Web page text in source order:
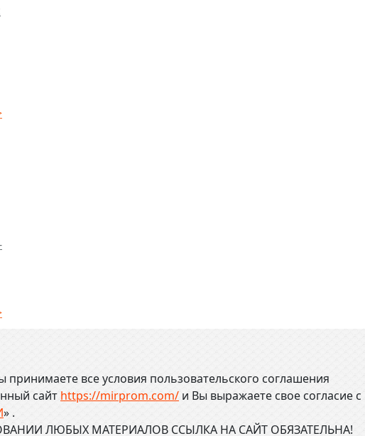
принимаете все условия пользовательского соглашения
сайт https://mirprom.com/ и Вы выражаете свое согласие с
» .
ЛЮБЫХ МАТЕРИАЛОВ ССЫЛКА НА САЙТ ОБЯЗАТЕЛЬНА!